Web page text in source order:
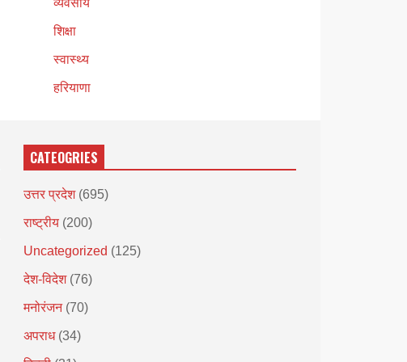
व्यवसाय
शिक्षा
स्वास्थ्य
हरियाणा
CATEOGRIES
उत्तर प्रदेश (695)
राष्ट्रीय (200)
Uncategorized (125)
देश-विदेश (76)
मनोरंजन (70)
अपराध (34)